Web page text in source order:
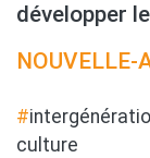
développer
NOUVELLE-
#
culture